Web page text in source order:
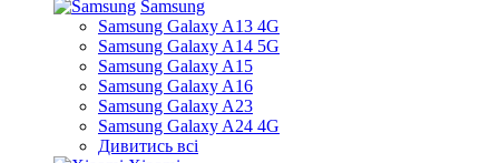
Samsung
Samsung Galaxy A13 4G
Samsung Galaxy A14 5G
Samsung Galaxy A15
Samsung Galaxy A16
Samsung Galaxy A23
Samsung Galaxy A24 4G
Дивитись всі